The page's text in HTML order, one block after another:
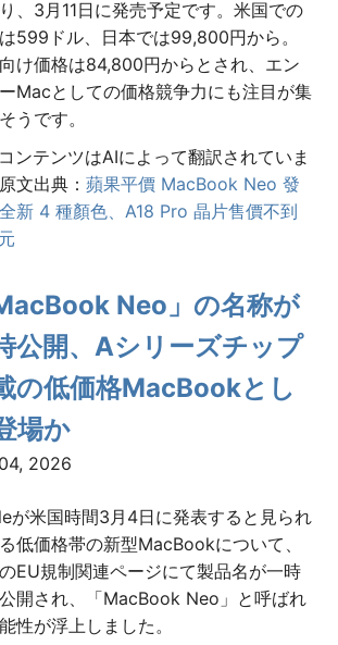
、3月11日に発売予定です。米国での
599ドル、日本では99,800円から。
け価格は84,800円からとされ、エン
ーMacとしての価格競争力にも注目が集
うです。
ンテンツはAIによって翻訳されていま
文出典： 蘋果平價 MacBook Neo 發
新 4 種顏色、A18 Pro 晶片售價不到
Neo」の名称が
公開、Aシリーズチップ
の低価格MacBookとし
場か
2026
が米国時間3月4日に発表すると見られ
低価格帯の新型MacBookについて、
EU規制関連ページにて製品名が一時
開され、「MacBook Neo」と呼ばれ
性が浮上しました。